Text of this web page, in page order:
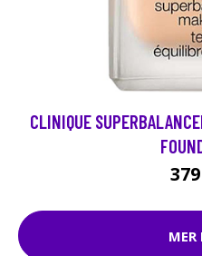
CLINIQUE